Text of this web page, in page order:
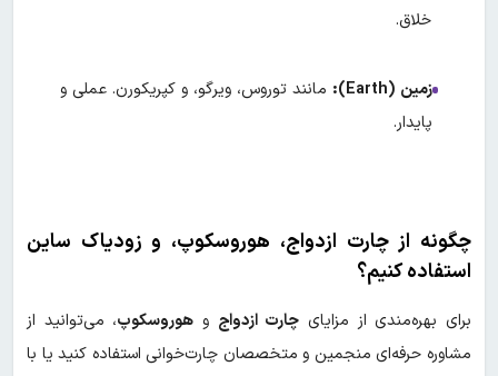
خلاق.
زمین (Earth):
مانند توروس، ویرگو، و کپریکورن. عملی و
پایدار.
چگونه از چارت ازدواج، هوروسکوپ، و زودیاک ساین
استفاده کنیم؟
برای بهره‌مندی از مزایای چارت ازدواج و هوروسکوپ، می‌توانید از
مشاوره حرفه‌ای منجمین و متخصصان چارت‌خوانی استفاده کنید یا با